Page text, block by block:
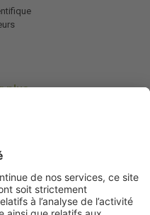
plus
newsletter